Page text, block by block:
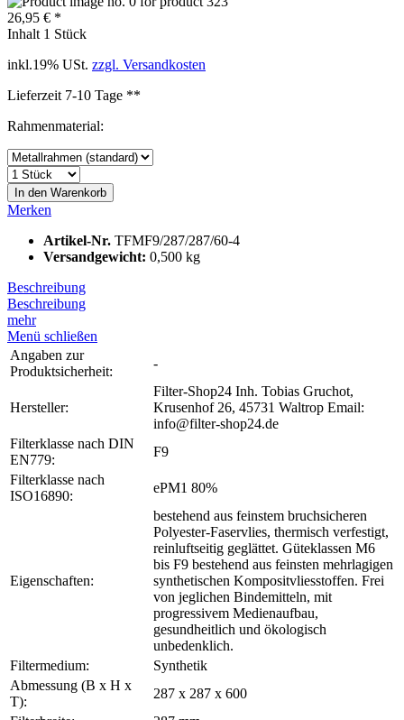
26,95 € *
Inhalt 1 Stück
inkl.19% USt. zzgl. Versandkosten
Lieferzeit 7-10 Tage **
Rahmenmaterial:
In den Warenkorb
Merken
Artikel-Nr. TFMF9/287/287/60-4
Versandgewicht: 0,500 kg
Beschreibung
Beschreibung
mehr
Menü schließen
Angaben zur
Produktsicherheit:
-
Hersteller:
Filter-Shop24 Inh. Tobias Gruchot,
Krusenhof 26, 45731 Waltrop Email:
info@filter-shop24.de
Filterklasse nach DIN
EN779:
F9
Filterklasse nach
ISO16890:
ePM1 80%
Eigenschaften:
bestehend aus feinstem bruchsicheren
Polyester-Faservlies, thermisch verfestigt,
reinluftseitig geglättet. Güteklassen M6
bis F9 bestehend aus feinsten mehrlagigen
synthetischen Kompositvliesstoffen. Frei
von jeglichen Bindemitteln, mit
progressivem Medienaufbau,
gesundheitlich und ökologisch
unbedenklich.
Filtermedium:
Synthetik
Abmessung (B x H x
T):
287 x 287 x 600